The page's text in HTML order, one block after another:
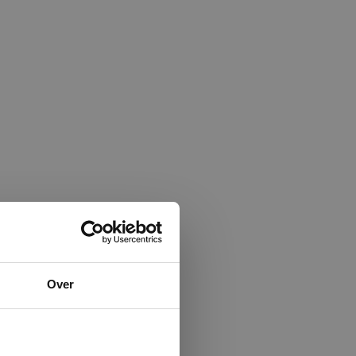
Over
×
van